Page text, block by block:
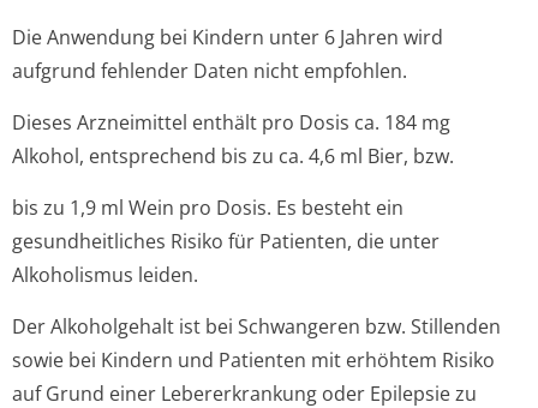
Die Anwendung bei Kindern unter 6 Jahren wird
aufgrund fehlender Daten nicht empfohlen.
Dieses Arzneimittel enthält pro Dosis ca. 184 mg
Alkohol, entsprechend bis zu ca. 4,6 ml Bier, bzw.
bis zu 1,9 ml Wein pro Dosis. Es besteht ein
gesundheitliches Risiko für Patienten, die unter
Alkoholismus leiden.
Der Alkoholgehalt ist bei Schwangeren bzw. Stillenden
sowie bei Kindern und Patienten mit erhöhtem Risiko
auf Grund einer Lebererkrankung oder Epilepsie zu